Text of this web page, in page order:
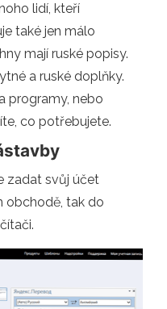
lidí, kteří
také jen málo
mají ruské popisy.
a ruské doplňky.
programy, nebo
co potřebujete.
zadat svůj účet
obchodě, tak do